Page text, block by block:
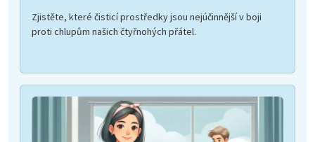
Zjistěte, které čisticí prostředky jsou nejúčinnější v boji
proti chlupům našich čtyřnohých přátel.